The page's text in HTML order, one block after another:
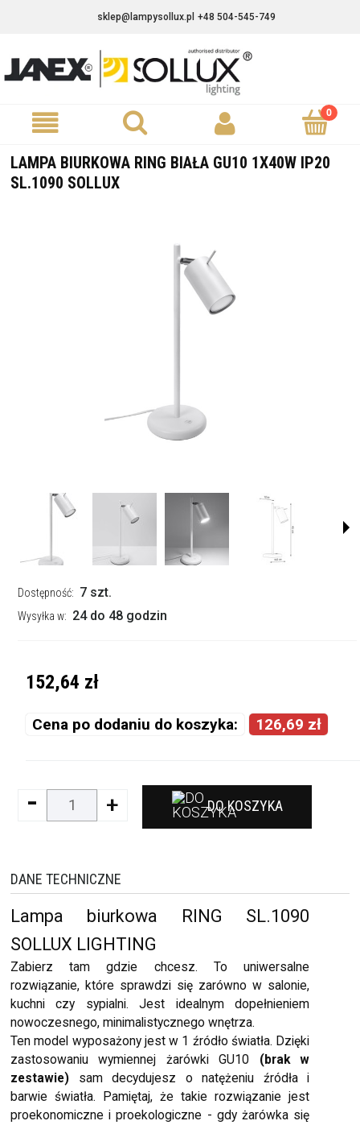
sklep@lampysollux.pl +48 504-545-749
LAMPA BIURKOWA RING BIAŁA GU10 1X40W IP20
SL.1090 SOLLUX
Dostępność: 7 szt.
Wysyłka w: 24 do 48 godzin
152,64 zł
Cena po dodaniu do koszyka: 126,69 zł
- + DO KOSZYKA
DANE TECHNICZNE
Lampa biurkowa RING SL.1090
SOLLUX LIGHTING
Zabierz tam gdzie chcesz. To uniwersalne
rozwiązanie, które sprawdzi się zarówno w salonie,
kuchni czy sypialni. Jest idealnym dopełnieniem
nowoczesnego, minimalistycznego wnętrza.
Ten model wyposażony jest w 1 źródło światła. Dzięki
zastosowaniu wymiennej żarówki GU10 (brak w
zestawie) sam decydujesz o natężeniu źródła i
barwie światła. Pamiętaj, że takie rozwiązanie jest
proekonomiczne i proekologiczne - gdy żarówka się